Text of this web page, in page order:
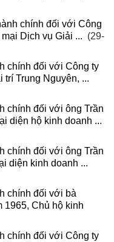
chính đối với Công
Dịch vụ Giải ... (29-
chính đối với Công ty
Trung Nguyên, ...
chính đối với ông Trần
diện hộ kinh doanh ...
chính đối với ông Trần
diện kinh doanh ...
chính đối với bà
1965, Chủ hộ kinh
chính đối với Công ty